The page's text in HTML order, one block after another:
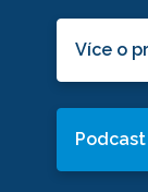
Více o
Podcast